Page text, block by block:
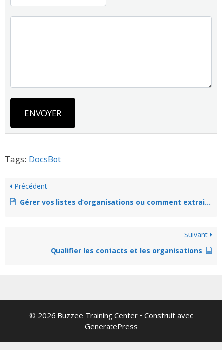
ENVOYER
Tags: DocsBot
Précédent
Gérer vos listes d’organisations ou comment extraire vos organisations
Suivant
Qualifier les contacts et les organisations
© 2026 Buzzee Training Center• Construit avec
GeneratePress